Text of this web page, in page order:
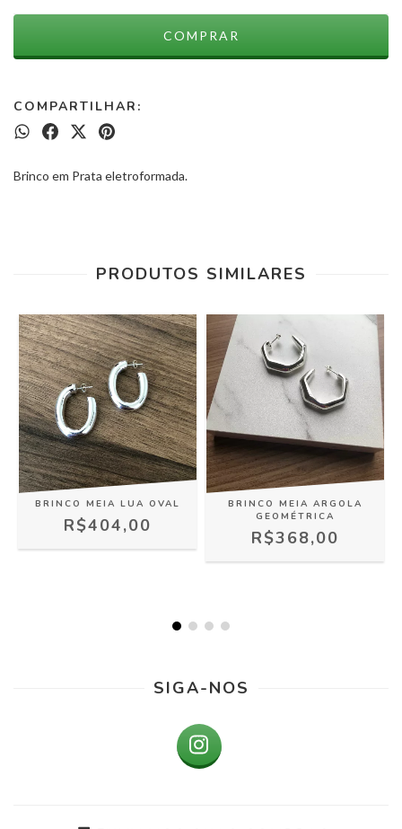
COMPARTILHAR:
Brinco em Prata eletroformada.
PRODUTOS SIMILARES
BRINCO MEIA LUA OVAL
R$404,00
BRINCO MEIA ARGOLA
GEOMÉTRICA
R$368,00
SIGA-NOS